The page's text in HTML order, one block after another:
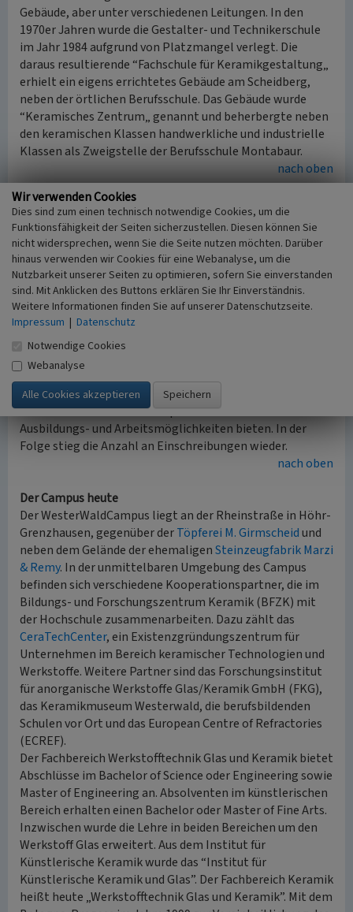
Gebäude, aber unter verschiedenen Leitungen. In den
1970er Jahren wurde die Gestalter- und Technikerschule
im Jahr 1984 aufgrund von Platzmangel verlegt. Die
daraus resultierende “Fachschule für Keramikgestaltung„
erhielt ein eigens errichtetes Gebäude am Scheidberg,
neben der örtlichen Berufsschule. Das Gebäude wurde
“Keramisches Zentrum„ genannt und beherbergte neben
den keramischen Klassen handwerkliche und industrielle
Klassen als Zweigstelle der Berufsschule Montabaur.
nach oben
Gründung des Instituts für Künstlerische Keramik
Um den WesterWaldCampus als Zweigstelle der FH
Koblenz zu sichern, wurde im Jahr 1987 das Institut für
Künstlerische Keramik (Rheinstraße 80) gegründet.
Damit wurde die keramische Abteilung um einen
künstlerischen Zweig erweitert. In den Jahren 1989 und
1990 konnte der Fachbereich Keramik einen Höchststand
von 300 Einschreibungen verzeichnen. Danach sanken die
Zahlen bis zum Jahre 1995 auf 150. Dies brachte der Schule
erhebliche finanzielle Einbußen. Als Reaktion schloss sich
das Institut mit Kooperationspartnern zum Bildungs- und
Forschungszentrum Keramik e.V. (BFZK) zusammen. Auf
diese Weise konnte der Campus den Studierenden bessere
Ausbildungs- und Arbeitsmöglichkeiten bieten. In der
Folge stieg die Anzahl an Einschreibungen wieder.
nach oben
Der Campus heute
Der WesterWaldCampus liegt an der Rheinstraße in Höhr-
Grenzhausen, gegenüber derTöpferei M. Girmscheidund
neben dem Gelände der ehemaligenSteinzeugfabrik Marzi
& Remy. In der unmittelbaren Umgebung des Campus
befinden sich verschiedene Kooperationspartner, die im
Bildungs- und Forschungszentrum Keramik (BFZK) mit
der Hochschule zusammenarbeiten. Dazu zählt das
CeraTechCenter, ein Existenzgründungszentrum für
Unternehmen im Bereich keramischer Technologien und
Werkstoffe. Weitere Partner sind das Forschungsinstitut
für anorganische Werkstoffe Glas/Keramik GmbH (FKG),
das Keramikmuseum Westerwald, die berufsbildenden
Schulen vor Ort und das European Centre of Refractories
(ECREF).
Der Fachbereich Werkstofftechnik Glas und Keramik bietet
Abschlüsse im Bachelor of Science oder Engineering sowie
Master of Engineering an. Absolventen im künstlerischen
Bereich erhalten einen Bachelor oder Master of Fine Arts.
Inzwischen wurde die Lehre in beiden Bereichen um den
Werkstoff Glas erweitert. Aus dem Institut für
Künstlerische Keramik wurde das “Institut für
Künstlerische Keramik und Glas”. Der Fachbereich Keramik
heißt heute „Werkstofftechnik Glas und Keramik”. Mit dem
Wir verwenden Cookies
Dies sind zum einen technisch notwendige Cookies, um die
Funktionsfähigkeit der Seiten sicherzustellen. Diesen können Sie
nicht widersprechen, wenn Sie die Seite nutzen möchten. Darüber
hinaus verwenden wir Cookies für eine Webanalyse, um die
Nutzbarkeit unserer Seiten zu optimieren, sofern Sie einverstanden
sind. Mit Anklicken des Buttons erklären Sie Ihr Einverständnis.
Weitere Informationen finden Sie auf unserer Datenschutzseite.
Impressum | Datenschutz
Notwendige Cookies
Webanalyse